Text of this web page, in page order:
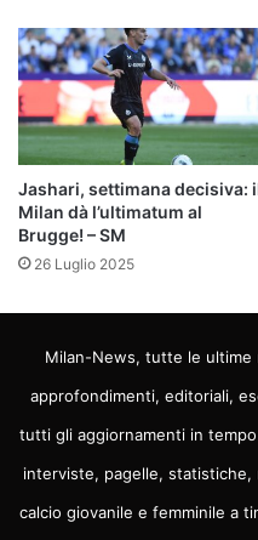
Jashari, settimana decisiva:
Milan dà l’ultimatum al
Brugge! – SM
26 Luglio 2025
Milan-News, tutte le ultime
approfondimenti, editoriali,
tutti gli aggiornamenti in
interviste, pagelle, statistiche,
calcio giovanile e femminile a